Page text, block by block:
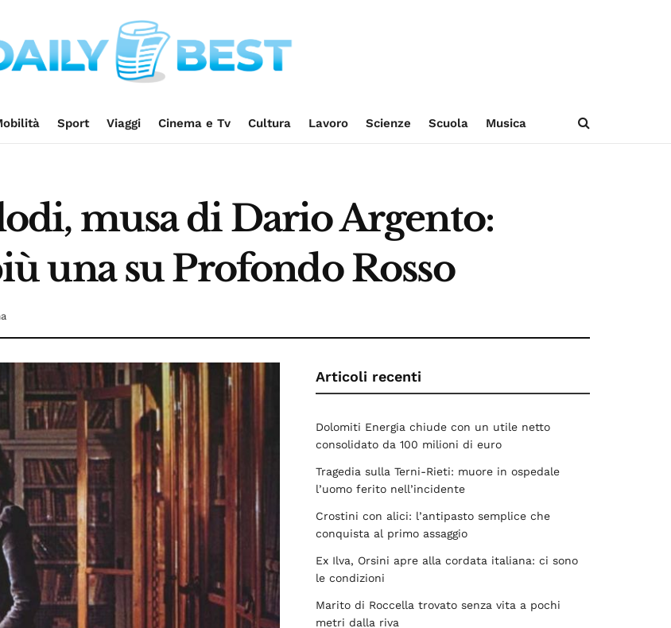
Sport Viaggi Cinema e Tv Cultura Lavoro Scienze Scuola Musica
musa di Dario Argento:
una su Profondo Rosso
Articoli recenti
Dolomiti Energia chiude con un utile netto
consolidato da 100 milioni di euro
Tragedia sulla Terni-Rieti: muore in ospedale
l’uomo ferito nell’incidente
Crostini con alici: l’antipasto semplice che
conquista al primo assaggio
Ex Ilva, Orsini apre alla cordata italiana: ci sono
le condizioni
Marito di Roccella trovato senza vita a pochi
metri dalla riva